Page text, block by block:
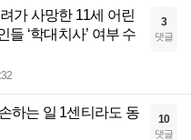
가 사망한 11세 어린
‘학대치사’ 여부 수
3
댓글
하는 일 1센티라도 동
10
댓글